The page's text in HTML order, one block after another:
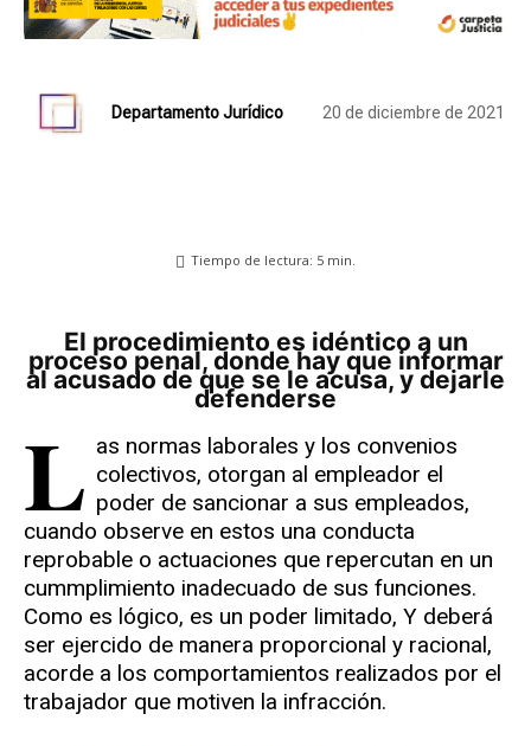
Departamento Jurídico 20 de diciembre de 2021
Tiempo de lectura: 5 min.
El procedimiento es idéntico a un
proceso penal, donde hay que informar
al acusado de que se le acusa, y dejarle
defenderse
L as normas laborales y los convenios
colectivos, otorgan al empleador el
poder de sancionar a sus empleados,
cuando observe en estos una conducta
reprobable o actuaciones que repercutan en un
cummplimiento inadecuado de sus funciones.
Como es lógico, es un poder limitado, Y deberá
ser ejercido de manera proporcional y racional,
acorde a los comportamientos realizados por el
trabajador que motiven la infracción.